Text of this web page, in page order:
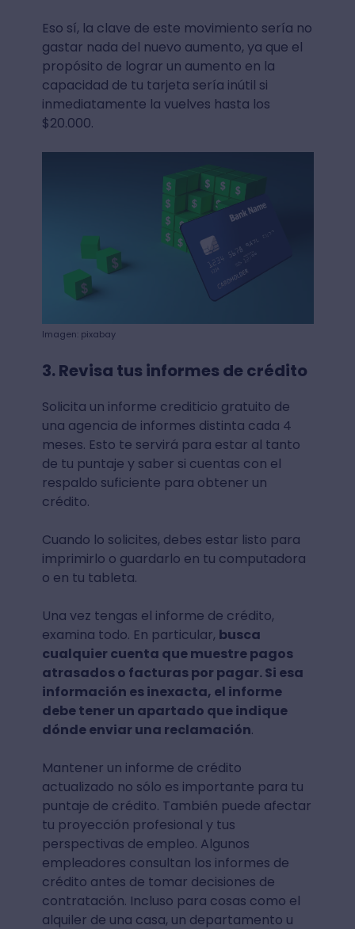
Eso sí, la clave de este movimiento sería no
gastar nada del nuevo aumento, ya que el
propósito de lograr un aumento en la
capacidad de tu tarjeta sería inútil si
inmediatamente la vuelves hasta los
$20.000.
Imagen: pixabay
3. Revisa tus informes de crédito
Solicita un informe crediticio gratuito de
una agencia de informes distinta cada 4
meses. Esto te servirá para estar al tanto
de tu puntaje y saber si cuentas con el
respaldo suficiente para obtener un
crédito.
Cuando lo solicites, debes estar listo para
imprimirlo o guardarlo en tu computadora
o en tu tableta.
Una vez tengas el informe de crédito,
examina todo. En particular, busca
cualquier cuenta que muestre pagos
atrasados o facturas por pagar. Si esa
información es inexacta, el informe
debe tener un apartado que indique
dónde enviar una reclamación.
Mantener un informe de crédito
actualizado no sólo es importante para tu
puntaje de crédito. También puede afectar
tu proyección profesional y tus
perspectivas de empleo. Algunos
empleadores consultan los informes de
crédito antes de tomar decisiones de
contratación. Incluso para cosas como el
alquiler de una casa, un departamento u